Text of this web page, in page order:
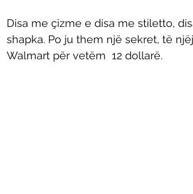
Disa me çizme e disa me stiletto,
shapka. Po ju them një sekret, të
Walmart për vetëm  12 dollarë.